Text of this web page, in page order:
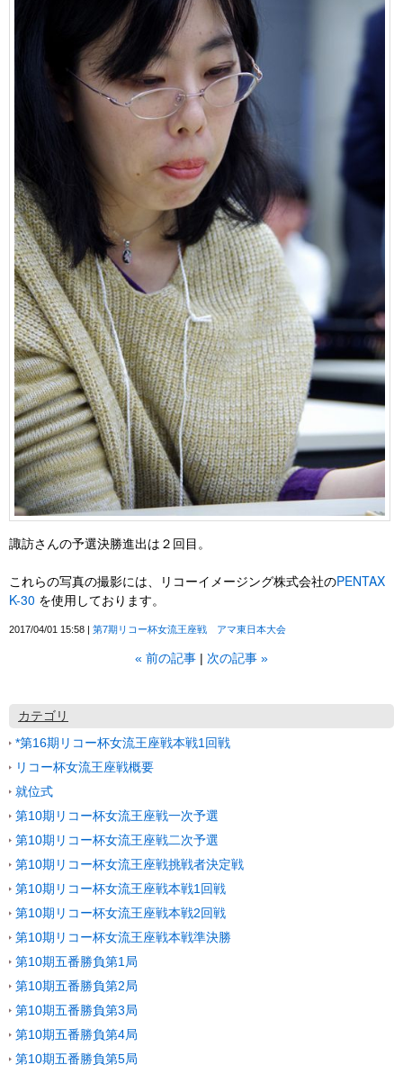
諏訪さんの予選決勝進出は２回目。
これらの写真の撮影には、リコーイメージング株式会社のPENTAX
K-30 を使用しております。
2017/04/01 15:58 第7期リコー杯女流王座戦 アマ東日本大会
« 前の記事 次の記事 »
カテゴリ
*第16期リコー杯女流王座戦本戦1回戦
リコー杯女流王座戦概要
就位式
第10期リコー杯女流王座戦一次予選
第10期リコー杯女流王座戦二次予選
第10期リコー杯女流王座戦挑戦者決定戦
第10期リコー杯女流王座戦本戦1回戦
第10期リコー杯女流王座戦本戦2回戦
第10期リコー杯女流王座戦本戦準決勝
第10期五番勝負第1局
第10期五番勝負第2局
第10期五番勝負第3局
第10期五番勝負第4局
第10期五番勝負第5局